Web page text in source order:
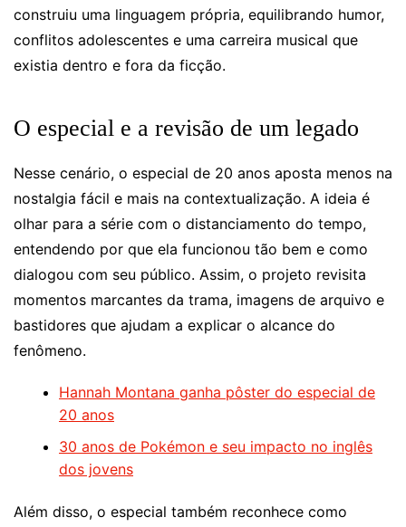
construiu uma linguagem própria, equilibrando humor,
conflitos adolescentes e uma carreira musical que
existia dentro e fora da ficção.
O especial e a revisão de um legado
Nesse cenário, o especial de 20 anos aposta menos na
nostalgia fácil e mais na contextualização. A ideia é
olhar para a série com o distanciamento do tempo,
entendendo por que ela funcionou tão bem e como
dialogou com seu público. Assim, o projeto revisita
momentos marcantes da trama, imagens de arquivo e
bastidores que ajudam a explicar o alcance do
fenômeno.
Hannah Montana ganha pôster do especial de
20 anos
30 anos de Pokémon e seu impacto no inglês
dos jovens
Além disso, o especial também reconhece como